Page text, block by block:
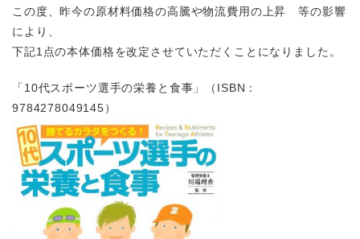
この度、昨今の原材料価格の高騰や物流費用の上昇 等の影響
により、
下記1点の本体価格を改定させていただくことになりました。
「10代スポーツ選手の栄養と食事」（ISBN：
9784278049145）